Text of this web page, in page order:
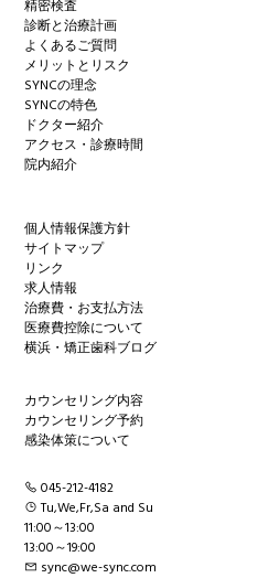
精密検査
診断と治療計画
よくあるご質問
メリットとリスク
SYNCの理念
SYNCの特色
ドクター紹介
アクセス・診療時間
院内紹介
個人情報保護方針
サイトマップ
リンク
求人情報
治療費・お支払方法
医療費控除について
横浜・矯正歯科ブログ
カウンセリング内容
カウンセリング予約
感染体策について
045-212-4182
Tu,We,Fr,Sa and Su
11:00～13:00
13:00～19:00
sync@we-sync.com